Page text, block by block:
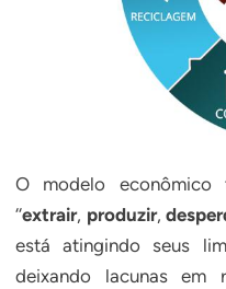
O modelo
‘‘extrair, produzir,
está atingindo seus
deixando lacunas em